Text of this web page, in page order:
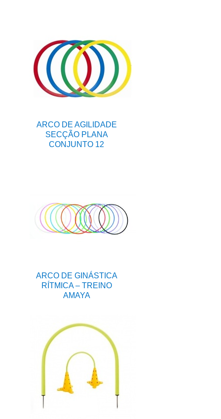
ARCO DE AGILIDADE
SECÇÃO PLANA
CONJUNTO 12
ARCO DE GINÁSTICA
RÍTMICA – TREINO
AMAYA